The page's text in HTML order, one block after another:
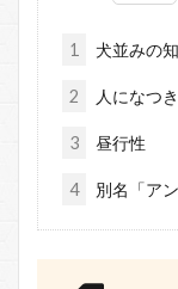
1 犬並みの
2 人になつ
3 昼行性
4 別名「ア